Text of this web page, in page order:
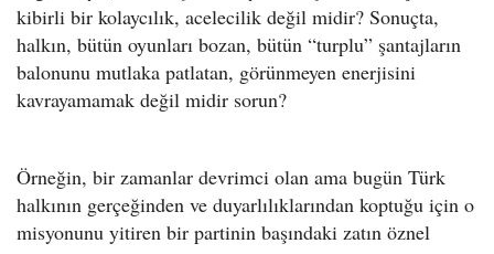
kibirli bir kolaycılık, acelecilik değil midir? Sonuçta,
halkın, bütün oyunları bozan, bütün “turplu” şantajların
balonunu mutlaka patlatan, görünmeyen enerjisini
kavrayamamak değil midir sorun?
Örneğin, bir zamanlar devrimci olan ama bugün Türk
halkının gerçeğinden ve duyarlılıklarından koptuğu için o
misyonunu yitiren bir partinin başındaki zatın öznel